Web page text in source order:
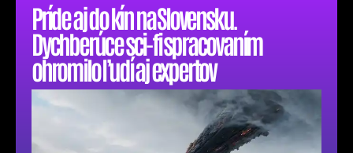
Príde aj do kín na Slovensku.
Dychberúce sci-fi spracovaním
ohromilo ľudí aj expertov